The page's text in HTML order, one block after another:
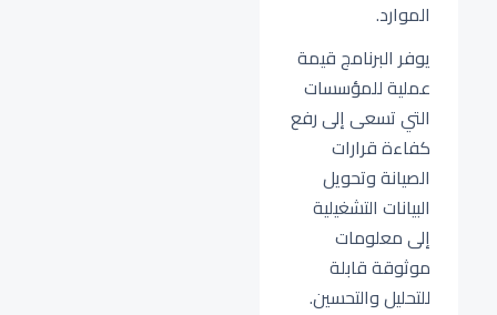
الموارد.
يوفر البرنامج قيمة
عملية للمؤسسات
التي تسعى إلى رفع
كفاءة قرارات
الصيانة وتحويل
البيانات التشغيلية
إلى معلومات
موثوقة قابلة
للتحليل والتحسين.